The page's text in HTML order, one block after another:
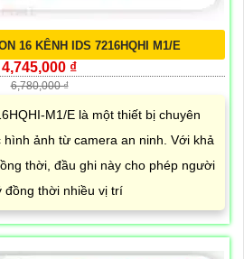
16 KÊNH IDS 7216HQHI M1/E
4,745,000 ₫
6,780,000 ₫
M1/E là một thiết bị chuyên
ảnh từ camera an ninh. Với khả
thời, đầu ghi này cho phép người
đồng thời nhiều vị trí